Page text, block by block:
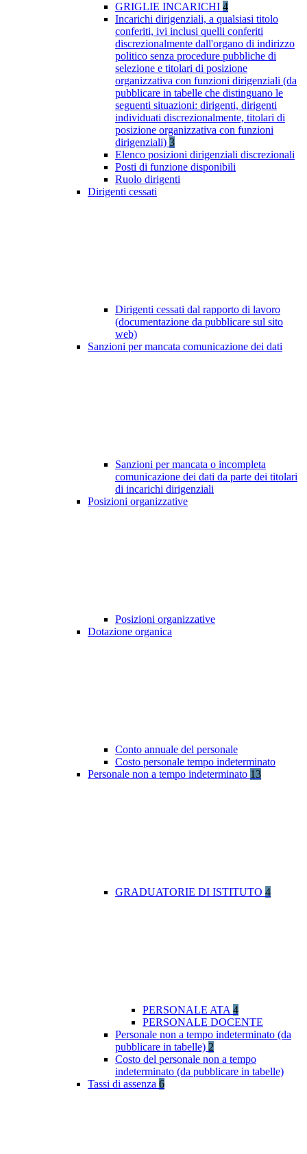
GRIGLIE INCARICHI 4
Incarichi dirigenziali, a qualsiasi titolo
conferiti, ivi inclusi quelli conferiti
discrezionalmente dall'organo di indirizzo
politico senza procedure pubbliche di
selezione e titolari di posizione
organizzativa con funzioni dirigenziali (da
pubblicare in tabelle che distinguano le
seguenti situazioni: dirigenti, dirigenti
individuati discrezionalmente, titolari di
posizione organizzativa con funzioni
dirigenziali) 3
Elenco posizioni dirigenziali discrezionali
Posti di funzione disponibili
Ruolo dirigenti
Dirigenti cessati
Dirigenti cessati dal rapporto di lavoro
(documentazione da pubblicare sul sito
web)
Sanzioni per mancata comunicazione dei dati
Sanzioni per mancata o incompleta
comunicazione dei dati da parte dei titolari
di incarichi dirigenziali
Posizioni organizzative
Posizioni organizzative
Dotazione organica
Conto annuale del personale
Costo personale tempo indeterminato
Personale non a tempo indeterminato 13
GRADUATORIE DI ISTITUTO 4
PERSONALE ATA 4
PERSONALE DOCENTE
Personale non a tempo indeterminato (da
pubblicare in tabelle) 2
Costo del personale non a tempo
indeterminato (da pubblicare in tabelle)
Tassi di assenza 6